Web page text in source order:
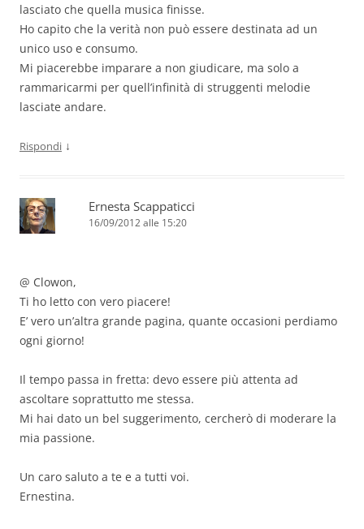
lasciato che quella musica finisse.
Ho capito che la verità non può essere destinata ad un
unico uso e consumo.
Mi piacerebbe imparare a non giudicare, ma solo a
rammaricarmi per quell’infinità di struggenti melodie
lasciate andare.
Rispondi ↓
Ernesta Scappaticci
16/09/2012 alle 15:20
@ Clowon,
Ti ho letto con vero piacere!
E’ vero un’altra grande pagina, quante occasioni perdiamo
ogni giorno!
Il tempo passa in fretta: devo essere più attenta ad
ascoltare soprattutto me stessa.
Mi hai dato un bel suggerimento, cercherò di moderare la
mia passione.
Un caro saluto a te e a tutti voi.
Ernestina.